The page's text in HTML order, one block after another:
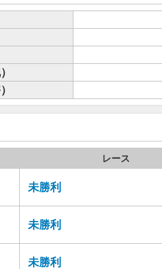
レース
未勝利
未勝利
未勝利